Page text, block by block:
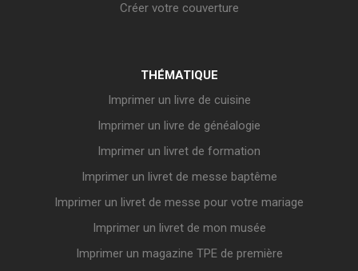
Créer votre couverture
THÉMATIQUE
Imprimer un livre de cuisine
Imprimer un livre de généalogie
Imprimer un livret de formation
Imprimer un livret de messe baptême
Imprimer un livret de messe pour votre mariage
Imprimer un livret de mon musée
Imprimer un magazine TPE de première